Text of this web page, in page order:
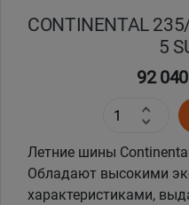
CONTINENTAL
5
92
Летние шины
Обладают высокими
характеристиками,